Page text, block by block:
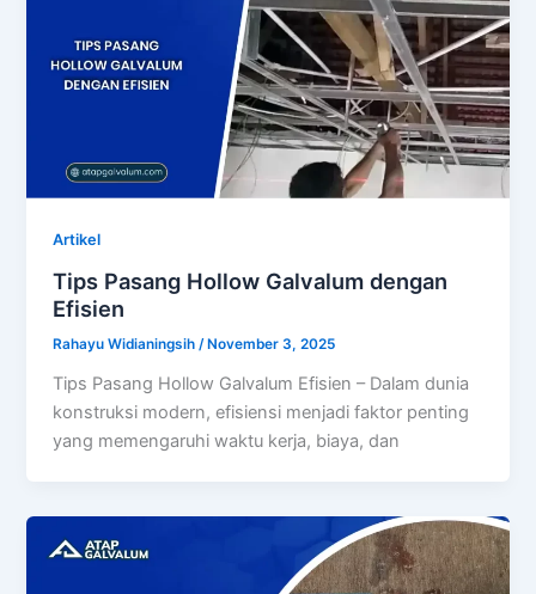
Artikel
Tips Pasang Hollow Galvalum dengan
Efisien
Rahayu Widianingsih/ November 3, 2025
Tips Pasang Hollow Galvalum Efisien – Dalam dunia
konstruksi modern, efisiensi menjadi faktor penting
yang memengaruhi waktu kerja, biaya, dan